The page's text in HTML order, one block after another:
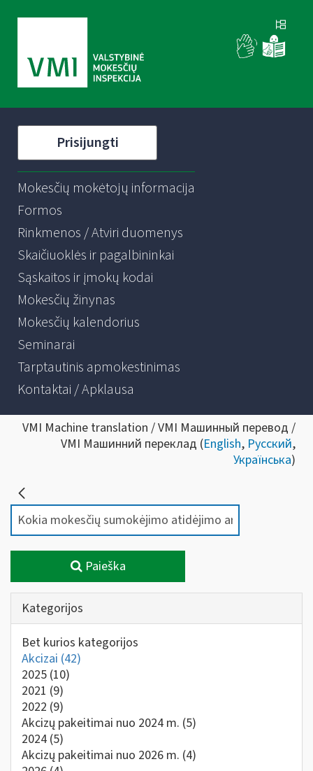
Prisijungti
Mokesčių mokėtojų informacija
Formos
Rinkmenos / Atviri duomenys
Skaičiuoklės ir pagalbininkai
Sąskaitos ir įmokų kodai
Mokesčių žinynas
Mokesčių kalendorius
Seminarai
Tarptautinis apmokestinimas
Kontaktai / Apklausa
VMI Machine translation / VMI Машинный перевод /
VMI Машинний переклад (English, Русский,
Українська)
Paieška
Kategorijos
Bet kurios kategorijos
Akcizai (42)
2025 (10)
2021 (9)
2022 (9)
Akcizų pakeitimai nuo 2024 m. (5)
2024 (5)
Akcizų pakeitimai nuo 2026 m. (4)